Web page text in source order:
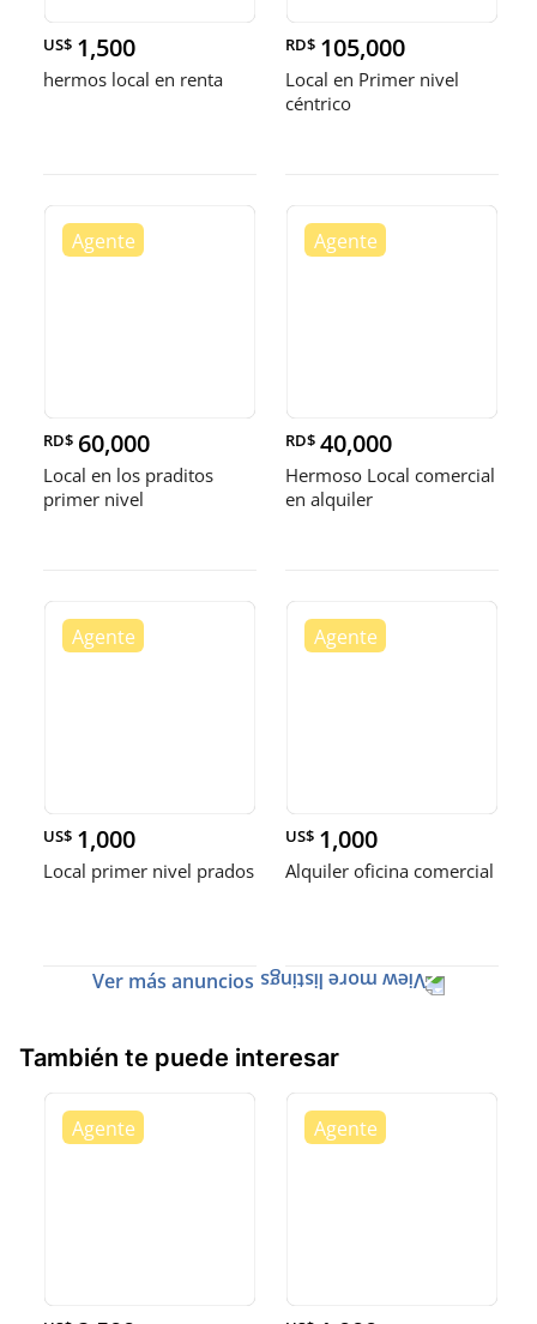
US$ 1,500
hermos local en renta
RD$ 105,000
Local en Primer nivel
céntrico
RD$ 60,000
Local en los praditos
primer nivel
RD$ 40,000
Hermoso Local comercial
en alquiler
US$ 1,000
Local primer nivel prados
US$ 1,000
Alquiler oficina comercial
Ver más anuncios
También te puede interesar